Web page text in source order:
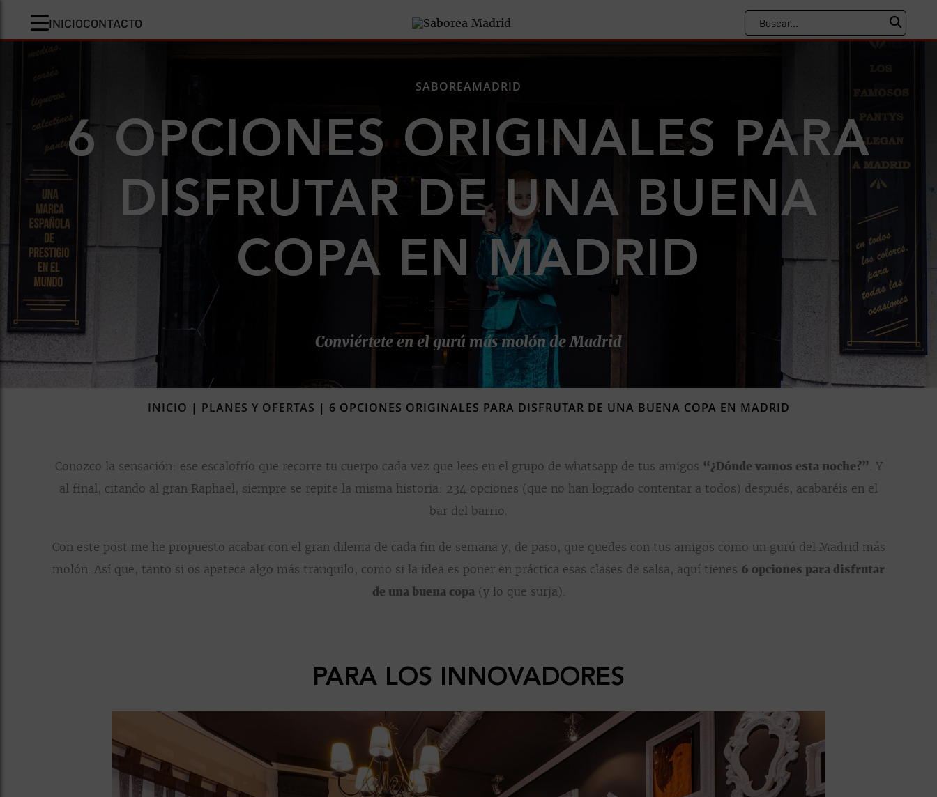
INICIOCONTACTO
SABOREAMADRID
6 OPCIONES ORIGINALES PARA
DISFRUTAR DE UNA BUENA
COPA EN MADRID
Conviértete en el gurú más molón de Madrid
INICIO | PLANES Y OFERTAS | 6 OPCIONES ORIGINALES PARA DISFRUTAR DE UNA BUENA COPA EN MADRID
Conozco la sensación: ese escalofrío que recorre tu cuerpo cada vez que lees en el grupo de whatsapp de tus amigos “¿Dónde vamos esta noche?”. Y
al final, citando al gran Raphael, siempre se repite la misma historia: 234 opciones (que no han logrado contentar a todos) después, acabaréis en el
bar del barrio.
Con este post me he propuesto acabar con el gran dilema de cada fin de semana y, de paso, que quedes con tus amigos como un gurú del Madrid más
molón. Así que, tanto si os apetece algo más tranquilo, como si la idea es poner en práctica esas clases de salsa, aquí tienes 6 opciones para disfrutar
de una buena copa(y lo que surja).
PARA LOS INNOVADORES